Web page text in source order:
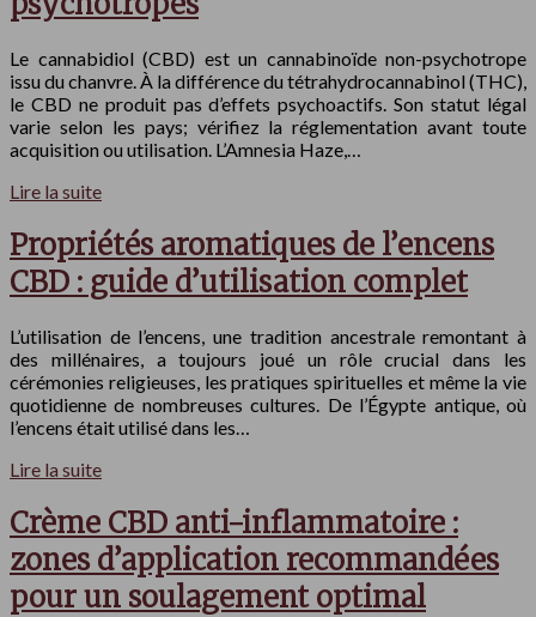
Le cannabidiol (CBD) est un cannabinoïde non-psychotrope
issu du chanvre. À la différence du tétrahydrocannabinol (THC),
le CBD ne produit pas d’effets psychoactifs. Son statut légal
varie selon les pays; vérifiez la réglementation avant toute
acquisition ou utilisation. L’Amnesia Haze,…
Lire la suite
Propriétés aromatiques de l’encens
CBD : guide d’utilisation complet
L’utilisation de l’encens, une tradition ancestrale remontant à
des millénaires, a toujours joué un rôle crucial dans les
cérémonies religieuses, les pratiques spirituelles et même la vie
quotidienne de nombreuses cultures. De l’Égypte antique, où
l’encens était utilisé dans les…
Lire la suite
Crème CBD anti-inflammatoire :
zones d’application recommandées
pour un soulagement optimal